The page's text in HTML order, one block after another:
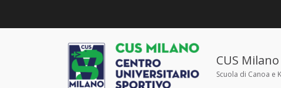
contenuto
CUS
Scuola di Canoa e